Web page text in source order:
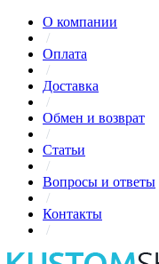
О компании
/
Оплата
/
Доставка
/
Обмен и возврат
/
Статьи
/
Вопросы и ответы
/
Контакты
/